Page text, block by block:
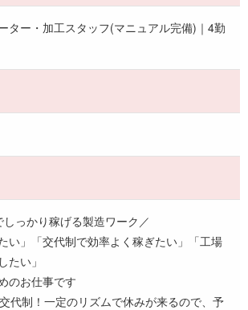
ター・加工スタッフ(マニュアル完備)｜4勤
っかり稼げる製造ワーク／
い」「交代制で効率よく稼ぎたい」「工場
たい」
のお仕事です
代制！一定のリズムで休みが来るので、予